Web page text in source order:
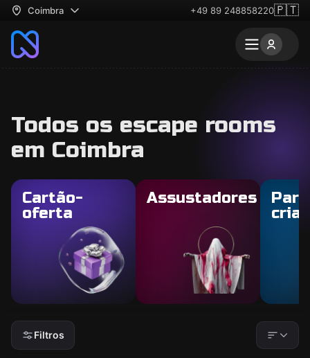
Coimbra +49 89 248858220🇵🇹
Todos os escape rooms
em Coimbra
Cartão-
oferta
Assustadores
Para
Filtros